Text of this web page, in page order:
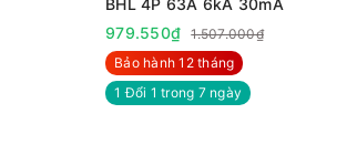
BHL 4P 63A 6kA 30mA
979.550₫
1.507.000₫
Bảo hành 12 tháng
1 Đổi 1 trong 7 ngày